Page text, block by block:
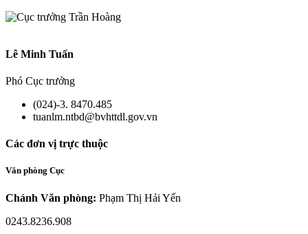
Lê Minh Tuấn
Phó Cục trưởng
(024)-3. 8470.485
tuanlm.ntbd@bvhttdl.gov.vn
Các đơn vị trực thuộc
Văn phòng Cục
Chánh Văn phòng: Phạm Thị Hải Yến
0243.8236.908